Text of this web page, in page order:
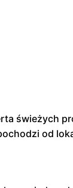
świeżych
od